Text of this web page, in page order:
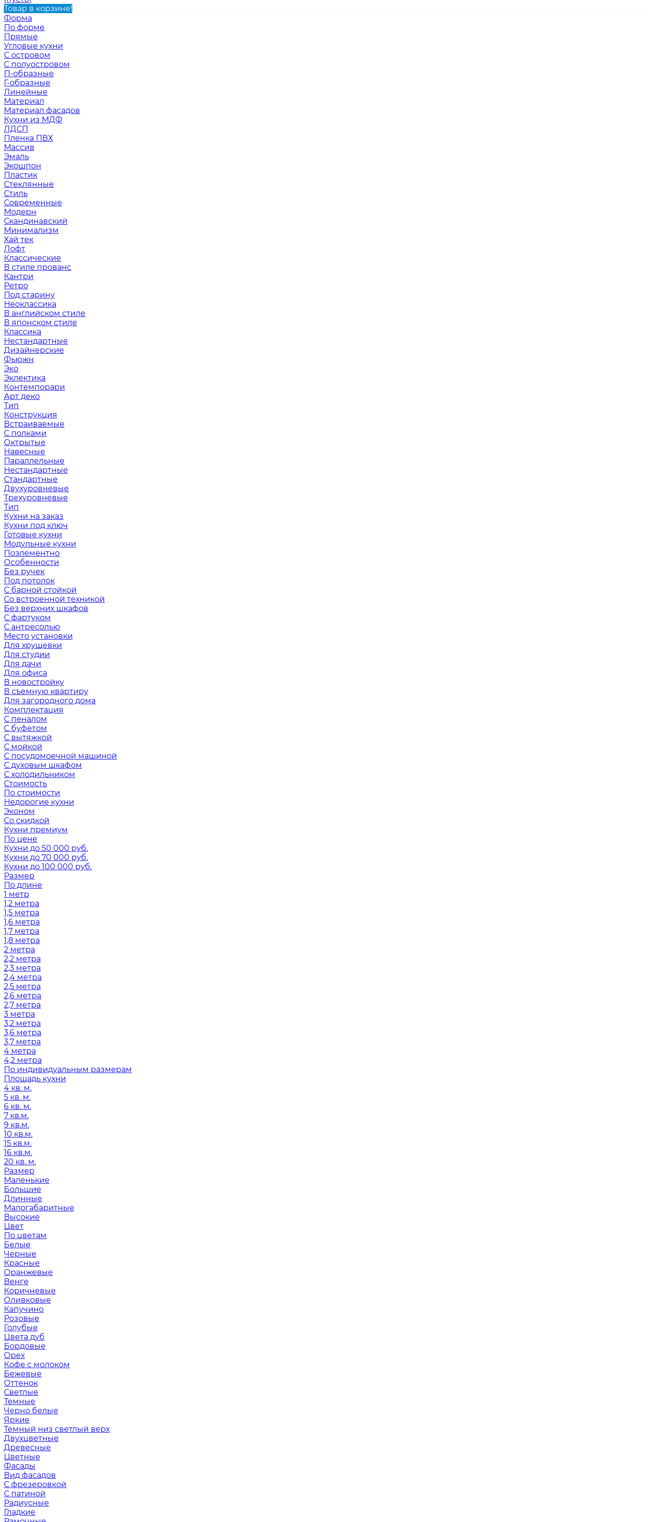
Товар в корзине!
Форма
По форме
Прямые
Угловые кухни
С островом
С полуостровом
П-образные
Г-образные
Линейные
Материал
Материал фасадов
Кухни из МДФ
ЛДСП
Пленка ПВХ
Массив
Эмаль
Экошпон
Пластик
Стеклянные
Стиль
Современные
Модерн
Скандинавский
Минимализм
Хай тек
Лофт
Классические
В стиле прованс
Кантри
Ретро
Под старину
Неоклассика
В английском стиле
В японском стиле
Классика
Нестандартные
Дизайнерские
Фьюжн
Эко
Эклектика
Контемпорари
Арт деко
Тип
Конструкция
Встраиваемые
С полками
Октрытые
Навесные
Параллельные
Нестандартные
Стандартные
Двухуровневые
Трехуровневые
Тип
Кухни на заказ
Кухни под ключ
Готовые кухни
Модульные кухни
Поэлементно
Особенности
Без ручек
Под потолок
С барной стойкой
Со встроенной техникой
Без верхних шкафов
С фартуком
С антресолью
Место установки
Для хрущевки
Для студии
Для дачи
Для офиса
В новостройку
В съемную квартиру
Для загородного дома
Комплектация
С пеналом
С буфетом
С вытяжкой
С мойкой
С посудомоечной машиной
С духовым шкафом
С холодильником
Стоимость
По стоимости
Недорогие кухни
Эконом
Со скидкой
Кухни премиум
По цене
Кухни до 50 000 руб.
Кухни до 70 000 руб.
Кухни до 100 000 руб.
Размер
По длине
1 метр
1,2 метра
1,5 метра
1,6 метра
1,7 метра
1,8 метра
2 метра
2,2 метра
2,3 метра
2,4 метра
2,5 метра
2,6 метра
2,7 метра
3 метра
3,2 метра
3,6 метра
3,7 метра
4 метра
4,2 метра
По индивидуальным размерам
Площадь кухни
4 кв. м.
5 кв. м.
6 кв. м.
7 кв.м.
9 кв.м.
10 кв.м.
15 кв.м.
16 кв.м.
20 кв. м.
Размер
Маленькие
Большие
Длинные
Малогабаритные
Высокие
Цвет
По цветам
Белые
Черные
Красные
Оранжевые
Венге
Коричневые
Оливковые
Капучино
Розовые
Голубые
Цвета дуб
Бордовые
Орех
Кофе с молоком
Бежевые
Оттенок
Светлые
Темные
Черно белые
Яркие
Темный низ светлый верх
Двухцветные
Древесные
Цветные
Фасады
Вид фасадов
С фрезеровкой
С патиной
Радиусные
Гладкие